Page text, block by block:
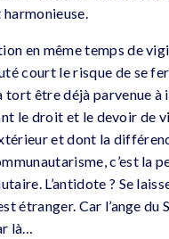
en même temps de
court le risque de se
tort être déjà parvenue à
le droit et le devoir de
et dont la
c’est la
L’antidote ? Se
étranger. Car l’ange du
là…